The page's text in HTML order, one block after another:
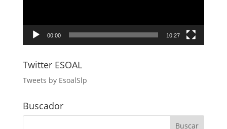
00:00 10:27
Twitter ESOAL
Tweets by EsoalSlp
Buscador